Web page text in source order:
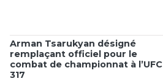
Arman Tsarukyan désigné
remplaçant officiel pour le
combat de championnat à l’UFC
317